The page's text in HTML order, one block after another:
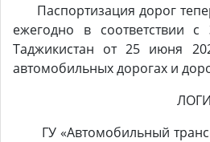
Паспортизация дорог
ежегодно в соответствии с
Таджикистан от 25 июня
автомобильных дорогах и
ГУ «Автомобильный